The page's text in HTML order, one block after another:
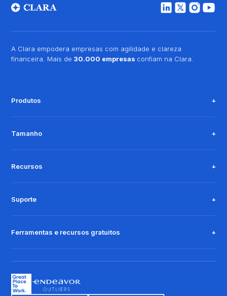
A Clara empodera empresas com agilidade e clareza
financeira. Mais de 30.000 empresas confiam na Clara.
Produtos
Tamanho
Recursos
Suporte
Ferramentas e recursos gratuitos